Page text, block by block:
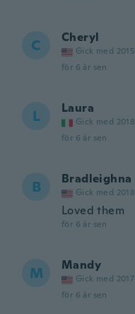
C Cheryl
Gick med 2015
för 6 år sen
L Laura
Gick med 2018
för 6 år sen
B Bradleighna
Gick med 2018
Loved them
för 6 år sen
M Mandy
Gick med 2017
för 6 år sen